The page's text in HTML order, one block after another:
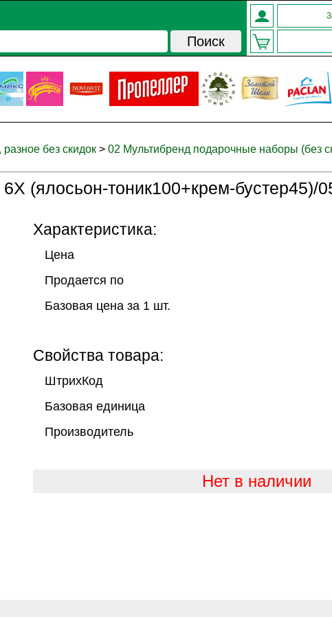
без скидок > 02 Мультибренд подарочные наборы (без
тоник100+крем-бустер45)/
Характеристика:
Цена
Продается по
Базовая цена за 1 шт.
Свойства товара:
ШтрихКод
Базовая единица
Производитель
Нет в наличии